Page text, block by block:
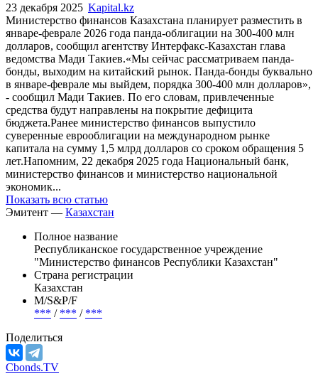
23 декабря 2025 Kapital.kz
Министерство финансов Казахстана планирует разместить в
январе-феврале 2026 года панда-облигации на 300-400 млн
долларов, сообщил агентству Интерфакс-Казахстан глава
ведомства Мади Такиев.«Мы сейчас рассматриваем панда-
бонды, выходим на китайский рынок. Панда-бонды буквально
в январе-феврале мы выйдем, порядка 300-400 млн долларов»,
- сообщил Мади Такиев. По его словам, привлеченные
средства будут направлены на покрытие дефицита
бюджета.Ранее министерство финансов выпустило
суверенные еврооблигации на международном рынке
капитала на сумму 1,5 млрд долларов со сроком обращения 5
лет.Напомним, 22 декабря 2025 года Национальный банк,
министерство финансов и министерство национальной
экономик...
Показать всю статью
Эмитент — Казахстан
Полное название
Республиканское государственное учреждение
"Министерство финансов Республики Казахстан"
Страна регистрации
Казахстан
М/S&P/F
*** / *** / ***
Поделиться
Cbonds.TV